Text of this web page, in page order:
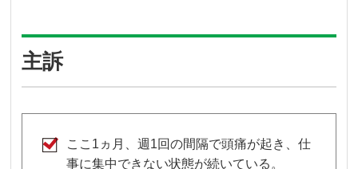
主訴
ここ1ヵ月、週1回の間隔で頭痛が起き、仕
事に集中できない状態が続いている。